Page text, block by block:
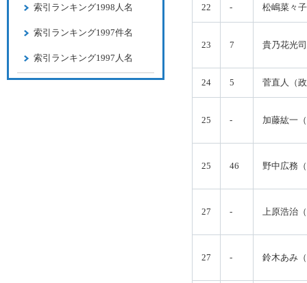
22 - 松嶋菜々
23 7 貴乃花光
24 5 菅直人（
25 - 加藤紘一
25 46 野中広務
27 - 上原浩治
27 - 鈴木あみ
索引ランキング1998人名
索引ランキング1997件名
索引ランキング1997人名